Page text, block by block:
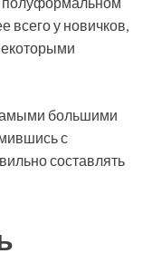
всего у новичков,
большими
с
составлять